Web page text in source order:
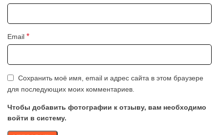
Email *
Сохранить моё имя, email и адрес сайта в этом браузере
для последующих моих комментариев.
Чтобы добавить фотографии к отзыву, вам необходимо
войти в систему.